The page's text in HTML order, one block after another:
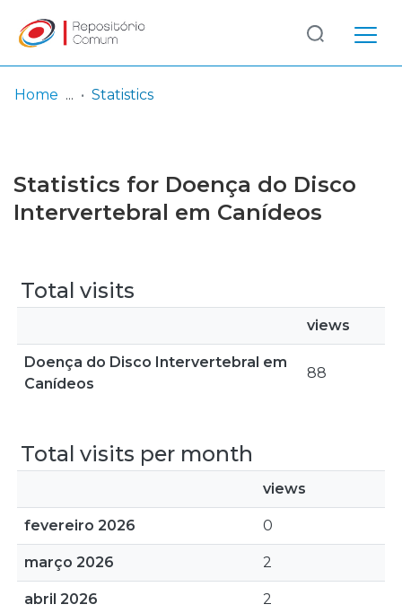
Browse repository
Log
In
(current)
Home Statistics
Statistics for Doença do Disco
Intervertebral em Canídeos
Total visits
views
Doença do Disco Intervertebral em
Canídeos
88
Total visits per month
views
fevereiro 2026 0
março 2026 2
abril 2026 2